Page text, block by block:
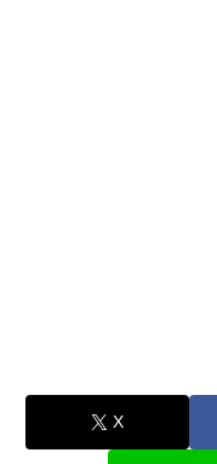
X